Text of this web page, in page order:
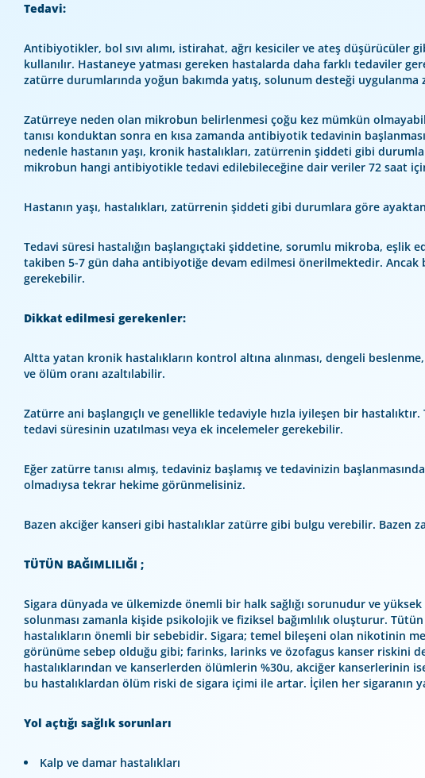
Tedavi:
Antibiyotikler, bol sıvı alımı, istirahat, ağrı kesiciler ve ateş düşürücüler
kullanılır. Hastaneye yatması gereken hastalarda daha farklı tedaviler
zatürre durumlarında yoğun bakımda yatış, solunum desteği
Zatürreye neden olan mikrobun belirlenmesi çoğu kez mümkün
tanısı konduktan sonra en kısa zamanda antibiyotik tedavinin
nedenle hastanın yaşı, kronik hastalıkları, zatürrenin şiddeti gibi
mikrobun hangi antibiyotikle tedavi edilebileceğine dair veriler 72 saat
Hastanın yaşı, hastalıkları, zatürrenin şiddeti gibi durumlara göre
Tedavi süresi hastalığın başlangıçtaki şiddetine, sorumlu mikroba, eşlik
takiben 5-7 gün daha antibiyotiğe devam edilmesi önerilmektedir. Ancak
gerekebilir.
Dikkat edilmesi gerekenler:
Altta yatan kronik hastalıkların kontrol altına alınması, dengeli
ve ölüm oranı azaltılabilir.
Zatürre ani başlangıçlı ve genellikle tedaviyle hızla iyileşen bir
tedavi süresinin uzatılması veya ek incelemeler gerekebilir.
Eğer zatürre tanısı almış, tedaviniz başlamış ve tedavinizin
olmadıysa tekrar hekime görünmelisiniz.
Bazen akciğer kanseri gibi hastalıklar zatürre gibi bulgu verebilir. Bazen
TÜTÜN BAĞIMLILIĞI ;
Sigara dünyada ve ülkemizde önemli bir halk sağlığı sorunudur ve
solunması zamanla kişide psikolojik ve fiziksel bağımlılık oluşturur.
hastalıkların önemli bir sebebidir. Sigara; temel bileşeni olan nikotinin
görünüme sebep olduğu gibi; farinks, larinks ve özofagus kanser riskini
hastalıklarından ve kanserlerden ölümlerin %30u, akciğer kanserlerinin
bu hastalıklardan ölüm riski de sigara içimi ile artar. İçilen her sigaranın
Yol açtığı sağlık sorunları
Kalp ve damar hastalıkları